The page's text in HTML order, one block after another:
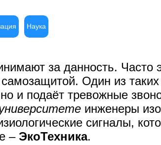
Наука
за данность. Часто
самозащитой. Один из
и подаёт тревожные
инженеры
сигналы,
– ЭкоТехника.